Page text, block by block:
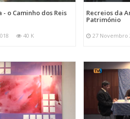
- o Caminho dos Reis
40 K
Recreios da
Património
27 Novembro